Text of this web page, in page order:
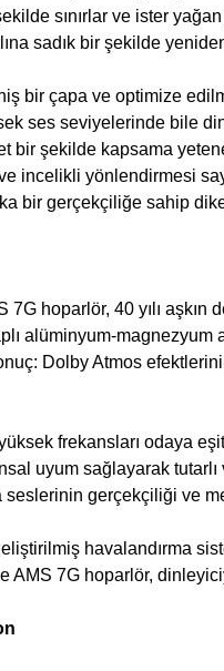
sınırlar ve ister
sadık bir şekilde
bir çapa ve optimize
ses seviyelerinde bile
bir şekilde kapsama
incelikli yönlendirmesi
bir gerçekçiliğe sahip
7G hoparlör, 40 yılı
alüminyum-
Dolby Atmos
frekansları odaya
uyum sağlayarak
seslerinin gerçekçiliği ve
havalandırma
AMS 7G hoparlör,